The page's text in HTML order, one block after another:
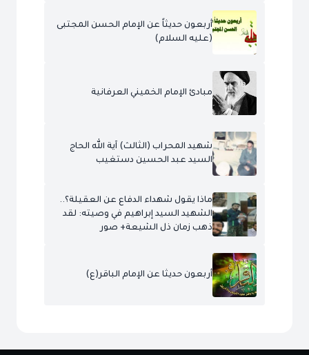
أربعون حديثاً عن الإمام الحسن المجتبى
(عليه السلام)
مبادئ الإمام الخميني العرفانية
شهيد المحراب (الثالث) آية الله الحاج
السيد عبد الحسين دستغيب
ماذا يقول شهداء الدفاع عن العقيلة؟..
الشهيد السيد إبراهيم في وصيته: لقد
ذهب زمان ذل الشيعة+ صور
أربعون حديثا عن الإمام الباقر(ع)